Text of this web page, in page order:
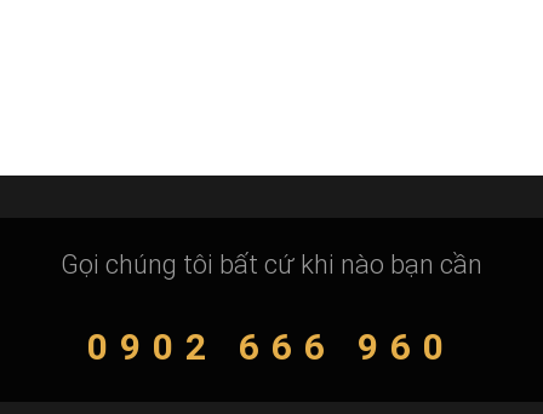
Gọi chúng tôi bất cứ khi nào bạn cần
0902 666 960